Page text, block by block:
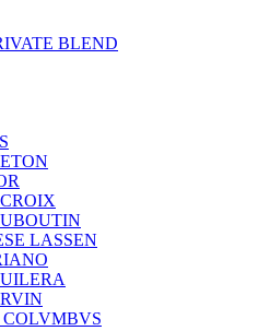
BLEND
LASSEN
COLVMBVS